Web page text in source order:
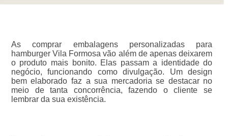
As comprar embalagens personalizadas para
hamburger Vila Formosa vão além de apenas deixarem
o produto mais bonito. Elas passam a identidade do
negócio, funcionando como divulgação. Um design
bem elaborado faz a sua mercadoria se destacar no
meio de tanta concorrência, fazendo o cliente se
lembrar da sua existência.